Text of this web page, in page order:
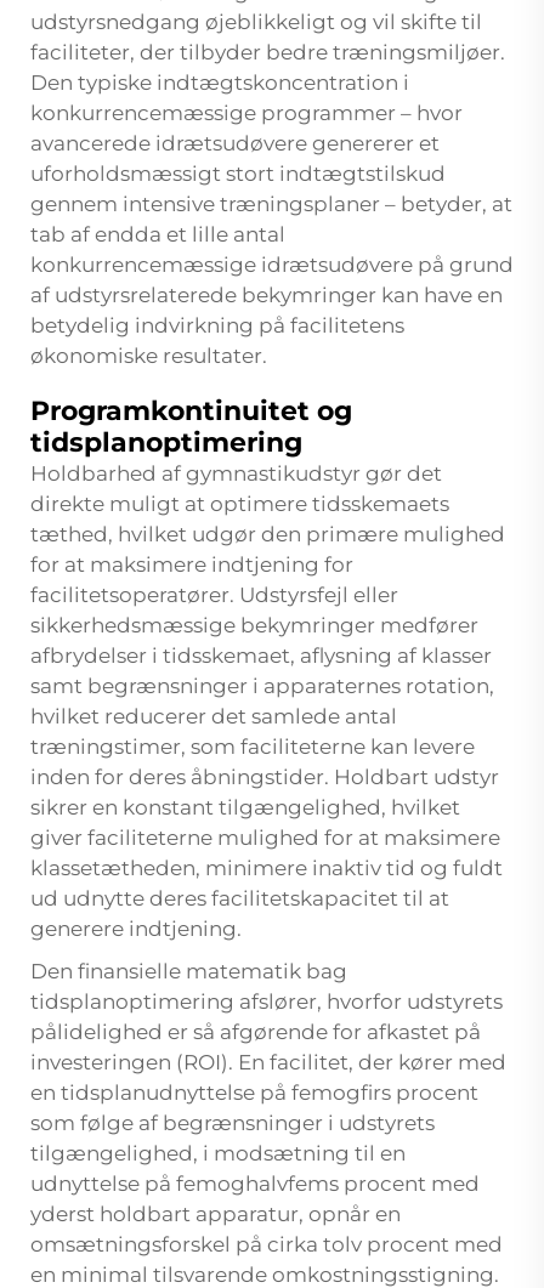
udstyrsnedgang øjeblikkeligt og vil skifte til
faciliteter, der tilbyder bedre træningsmiljøer.
Den typiske indtægtskoncentration i
konkurrencemæssige programmer – hvor
avancerede idrætsudøvere genererer et
uforholdsmæssigt stort indtægtstilskud
gennem intensive træningsplaner – betyder, at
tab af endda et lille antal
konkurrencemæssige idrætsudøvere på grund
af udstyrsrelaterede bekymringer kan have en
betydelig indvirkning på facilitetens
økonomiske resultater.
Programkontinuitet og
tidsplanoptimering
Holdbarhed af gymnastikudstyr gør det
direkte muligt at optimere tidsskemaets
tæthed, hvilket udgør den primære mulighed
for at maksimere indtjening for
facilitetsoperatører. Udstyrsfejl eller
sikkerhedsmæssige bekymringer medfører
afbrydelser i tidsskemaet, aflysning af klasser
samt begrænsninger i apparaternes rotation,
hvilket reducerer det samlede antal
træningstimer, som faciliteterne kan levere
inden for deres åbningstider. Holdbart udstyr
sikrer en konstant tilgængelighed, hvilket
giver faciliteterne mulighed for at maksimere
klassetætheden, minimere inaktiv tid og fuldt
ud udnytte deres facilitetskapacitet til at
generere indtjening.
Den finansielle matematik bag
tidsplanoptimering afslører, hvorfor udstyrets
pålidelighed er så afgørende for afkastet på
investeringen (ROI). En facilitet, der kører med
en tidsplanudnyttelse på femogfirs procent
som følge af begrænsninger i udstyrets
tilgængelighed, i modsætning til en
udnyttelse på femoghalvfems procent med
yderst holdbart apparatur, opnår en
omsætningsforskel på cirka tolv procent med
en minimal tilsvarende omkostningsstigning.